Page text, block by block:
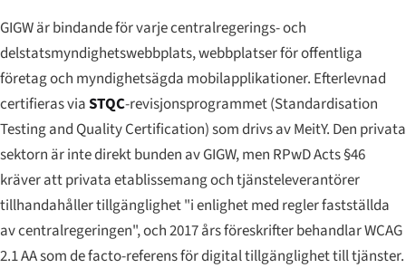
GIGW är bindande för varje centralregerings- och
delstatsmyndighetswebbplats, webbplatser för offentliga
företag och myndighetsägda mobilapplikationer. Efterlevnad
certifieras viaSTQC-revisjonsprogrammet (Standardisation
Testing and Quality Certification) som drivs av MeitY. Den privata
sektorn är inte direkt bunden av GIGW, men RPwD Acts §46
kräver att privata etablissemang och tjänsteleverantörer
tillhandahåller tillgänglighet "i enlighet med regler fastställda
av centralregeringen", och 2017 års föreskrifter behandlar WCAG
2.1 AA som de facto-referens för digital tillgänglighet till tjänster.